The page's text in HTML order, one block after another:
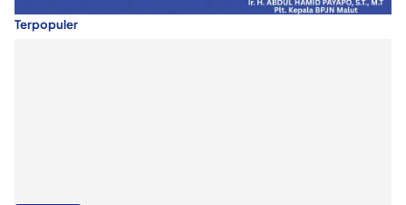
Terpopuler